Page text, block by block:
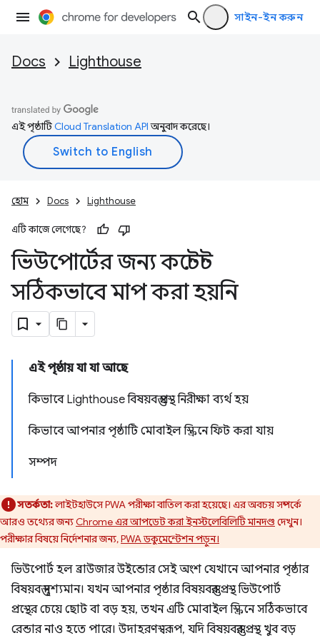
সাইন-ইন করুন
Docs Lighthouse
এই পৃষ্ঠাটিCloud Translation APIঅনুবাদ করেছে।
হোম Docs Lighthouse
এটি কাজে লেগেছে?
ভিউপোর্টের জন্য কন্টেন্ট
সঠিকভাবে মাপ করা হয়নি
এই পৃষ্ঠায় যা যা আছে
কিভাবে Lighthouse বিষয়বস্তু প্রস্থ নিরীক্ষা ব্যর্থ হয়
কিভাবে আপনার পৃষ্ঠাটি মোবাইল স্ক্রিনে ফিট করা যায়
সম্পদ
সতর্কতা:লাইটহাউসে PWA পরীক্ষা বাতিল করা হয়েছে। এর অবচয় সম্পর্কে
আরও তথ্যের জন্যChrome এর আপডেট করা ইনস্টলেবিলিটি মানদণ্ড দেখুন।
পরীক্ষার বিষয়ে নির্দেশনার জন্য,PWA ডকুমেন্টেশন পড়ুন।
ভিউপোর্ট হল ব্রাউজার উইন্ডোর সেই অংশ যেখানে আপনার পৃষ্ঠার
বিষয়বস্তু দৃশ্যমান। যখন আপনার পৃষ্ঠার বিষয়বস্তুর প্রস্থ ভিউপোর্ট
প্রস্থের চেয়ে ছোট বা বড় হয়, তখন এটি মোবাইল স্ক্রিনে সঠিকভাবে
রেন্ডার নাও হতে পারে। উদাহরণস্বরূপ, যদি বিষয়বস্তুর প্রস্থ খুব বড়